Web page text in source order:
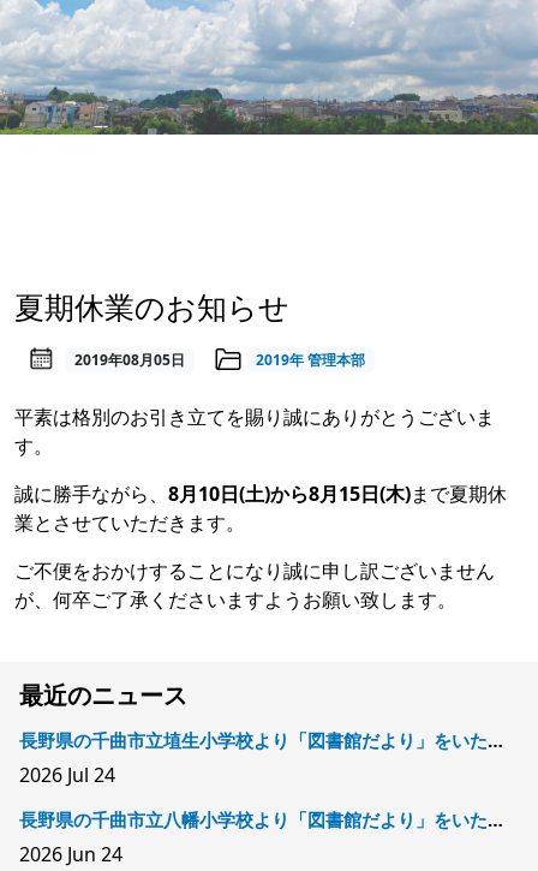
夏期休業のお知らせ
2019年08月05日 2019年管理本部
平素は格別のお引き立てを賜り誠にありがとうございま
す。
誠に勝手ながら、 8月10日(土)から8月15日(木)まで夏期休
業とさせていただきます。
ご不便をおかけすることになり誠に申し訳ございません
が、何卒ご了承くださいますようお願い致します。
最近のニュース
長野県の千曲市立埴生小学校より「図書館だより」をいただきました
2026 Jul 24
長野県の千曲市立八幡小学校より「図書館だより」をいただきました
2026 Jun 24